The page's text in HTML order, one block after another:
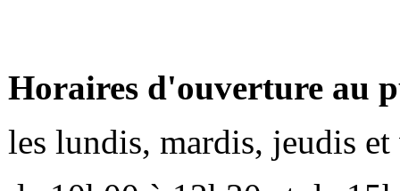
Horaires d'ouverture au
les lundis, mardis, jeudis et